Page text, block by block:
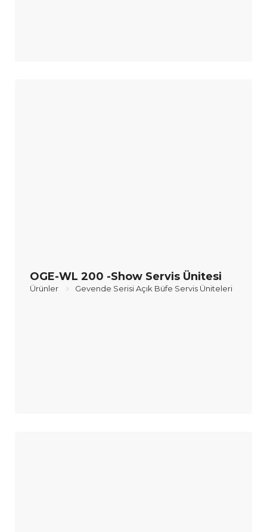
OGE-WL 200 -Show Servis Ünitesi
Ürünler Gevende Serisi Açık Büfe Servis Üniteleri